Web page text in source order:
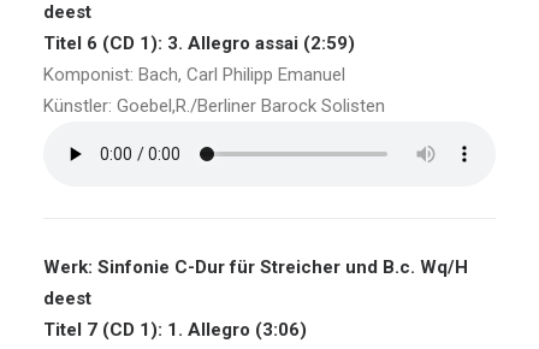
deest
Titel 6 (CD 1): 3. Allegro assai (2:59)
Komponist: Bach, Carl Philipp Emanuel
Künstler: Goebel,R./Berliner Barock Solisten
Werk: Sinfonie C-Dur für Streicher und B.c. Wq/H
deest
Titel 7 (CD 1): 1. Allegro (3:06)